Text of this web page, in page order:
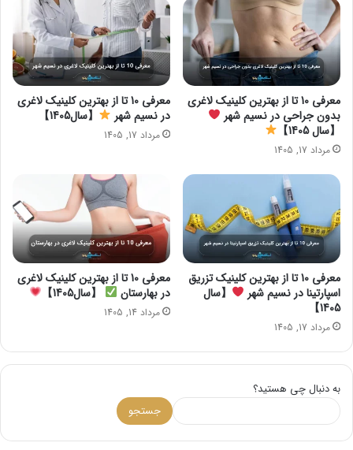
معرفی 10 تا از بهترین کلینیک لاغری
بدون جراحی در نسیم شهر
【سال 1405】
مرداد 17, 1405
معرفی 10 تا از بهترین کلینیک لاغری
در نسیم شهر
【سال1405】
مرداد 17, 1405
معرفی 10 تا از بهترین کلینیک تزریق
اسپارتینا در نسیم شهر
【سال
1405】
مرداد 17, 1405
معرفی 10 تا از بهترین کلینیک لاغری
در بهارستان
【سال1405】
مرداد 14, 1405
به دنبال چی هستید؟
جستجو